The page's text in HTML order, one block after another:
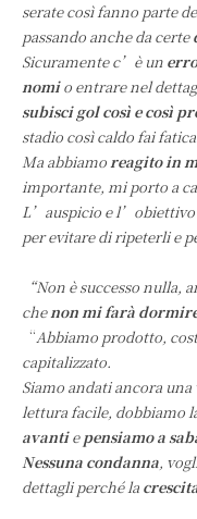
serate così fanno parte
passando anche da certe
Sicuramente c’è un
nomio entrare nel
subisci gol così e così
stadio così caldo fai
Ma abbiamoreagito in
importante, mi porto a
L’auspicio e l’obiettivo
per evitare di ripeterli e
“Non è successo nulla,
chenon mi farà
“Abbiamo prodotto,
capitalizzato.
Siamo andati ancora
lettura facile, dobbiamo
avantiepensiamo a
Nessuna condanna,
dettagli perché la